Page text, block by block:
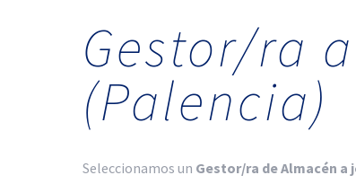
Gestor/ra
(Palencia)
Seleccionamos un Gestor/ra de Almacén